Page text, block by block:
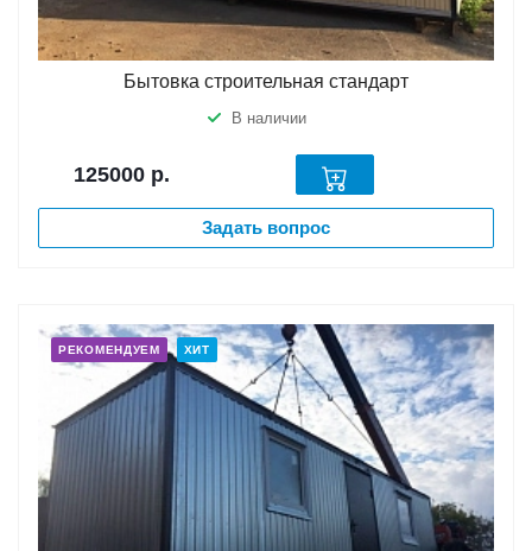
Бытовка строительная стандарт
В наличии
125000 р.
Задать вопрос
РЕКОМЕНДУЕМ ХИТ